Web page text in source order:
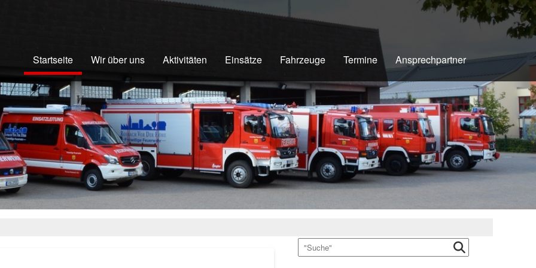
Startseite Wir über uns Aktivitäten Einsätze Fahrzeuge Termine Ansprechpartner